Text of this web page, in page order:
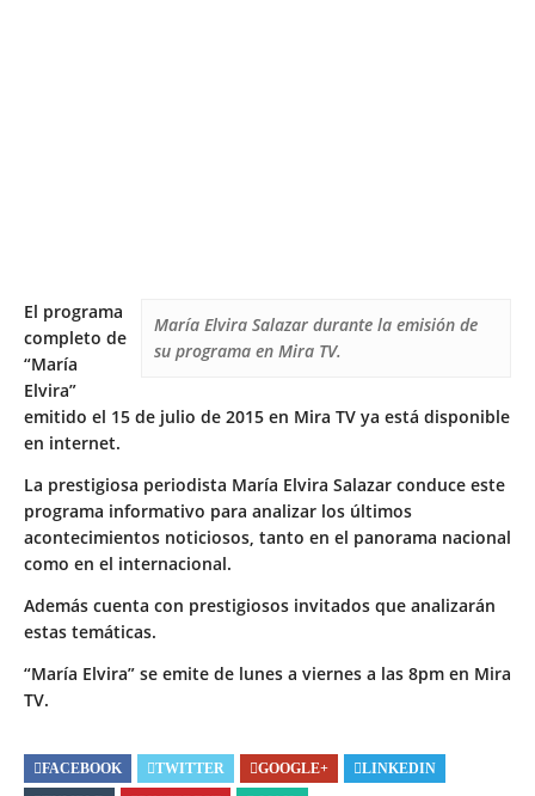
María Elvira Salazar durante la emisión de
su programa en Mira TV.
El programa
completo de
“María
Elvira”
emitido el 15 de julio de 2015 en Mira TV ya está disponible
en internet.
La prestigiosa periodista María Elvira Salazar conduce este
programa informativo para analizar los últimos
acontecimientos noticiosos, tanto en el panorama nacional
como en el internacional.
Además cuenta con prestigiosos invitados que analizarán
estas temáticas.
“María Elvira” se emite de lunes a viernes a las 8pm en Mira
TV.
FACEBOOK TWITTER GOOGLE+
LINKEDIN